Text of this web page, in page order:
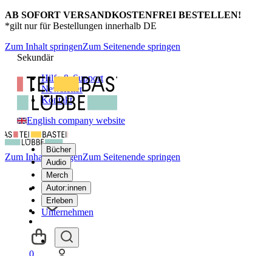
AB SOFORT VERSANDKOSTENFREI BESTELLEN!
*gilt nur für Bestellungen innerhalb DE
Zum Inhalt springenZum Seitenende springen
Sekundär
Hilfe & Support
Newsletter
Kontakt
English company website
Bücher
Audio
Merch
Autor:innen
Erleben
Unternehmen
Zum Inhalt springenZum Seitenende springen
0